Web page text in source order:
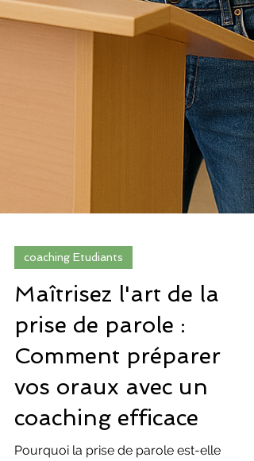
Maîtrisez l'art de la
prise de parole :